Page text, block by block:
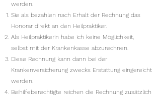
werden.
Sie als bezahlen nach Erhalt der Rechnung das
Honorar direkt an den Heilpraktiker.
Als Heilpraktikerin habe ich keine Möglichkeit,
selbst mit der Krankenkasse abzurechnen.
Diese Rechnung kann dann bei der
Krankenversicherung zwecks Erstattung eingereicht
werden.
Beihilfeberechtigte reichen die Rechnung zusätzlich